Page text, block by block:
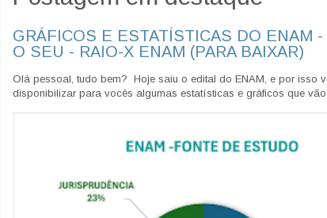
GRÁFICOS E ESTATÍSTICAS DO ENAM -
O SEU - RAIO-X ENAM (PARA BAIXAR)
Olá pessoal, tudo bem? Hoje saiu o edital do ENAM, e por isso
disponibilizar para vocês algumas estatísticas e gráficos que vão